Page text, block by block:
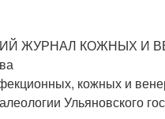
ЖУРНАЛ КОЖНЫХ И
кожных и
Ульяновского